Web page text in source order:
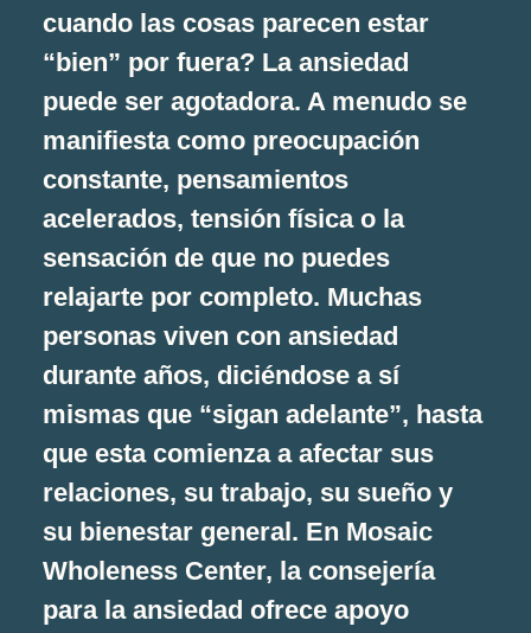
cuando las cosas parecen estar
“bien” por fuera? La ansiedad
puede ser agotadora. A menudo se
manifiesta como preocupación
constante, pensamientos
acelerados, tensión física o la
sensación de que no puedes
relajarte por completo. Muchas
personas viven con ansiedad
durante años, diciéndose a sí
mismas que “sigan adelante”, hasta
que esta comienza a afectar sus
relaciones, su trabajo, su sueño y
su bienestar general. En Mosaic
Wholeness Center, la consejería
para la ansiedad ofrece apoyo